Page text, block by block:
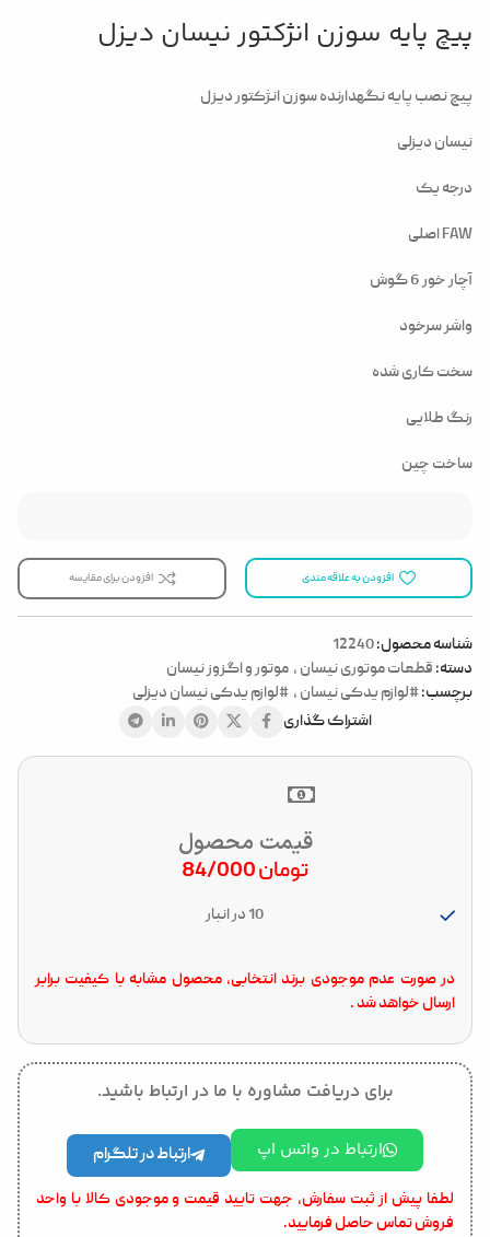
پیچ پایه سوزن انژکتور نیسان دیزل
پیچ نصب پایه نگهدارنده سوزن انژکتور دیزل
نیسان دیزلی
درجه یک
FAW اصلی
آچار خور 6 گوش
واشر سرخود
سخت کاری شده
رنگ طلایی
ساخت چین
افزودن به علاقه مندی افزودن برای مقایسه
شناسه محصول:12240
دسته: قطعات موتوری نیسان , موتور و اگزوز نیسان
برچسب:#لوازم یدکی نیسان , #لوازم یدکی نیسان دیزلی
اشتراک گذاری
قیمت محصول
تومان
10 در انبار
در صورت عدم موجودی برند انتخابی، محصول مشابه با کیفیت برابر
ارسال خواهد شد .
برای دریافت مشاوره با ما در ارتباط باشید.
ارتباط در واتس اپ ارتباط در تلگرام
لطفا پیش از ثبت سفارش، جهت تایید قیمت و موجودی کالا با واحد
فروش تماس حاصل فرمایید.